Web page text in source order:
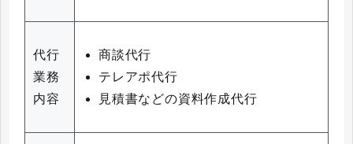
代行
業務
内容
商談代行
テレアポ代行
見積書などの資料作成代行